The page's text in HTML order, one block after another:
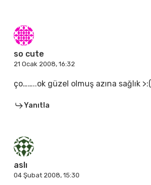
so cute
21 Ocak 2008, 16:32
ço……..ok güzel olmuş azına sağlık >:(
Yanıtla
aslı
04 Şubat 2008, 15:30